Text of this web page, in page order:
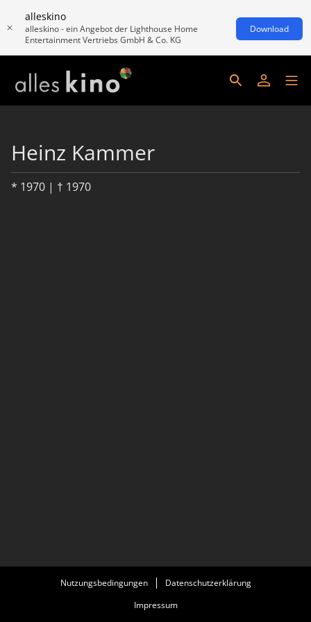
alleskino
alleskino - ein Angebot der Lighthouse Home
Entertainment Vertriebs GmbH & Co. KG
Download
Heinz Kammer
* 1970 | † 1970
Nutzungsbedingungen
Datenschutzerklärung
Impressum